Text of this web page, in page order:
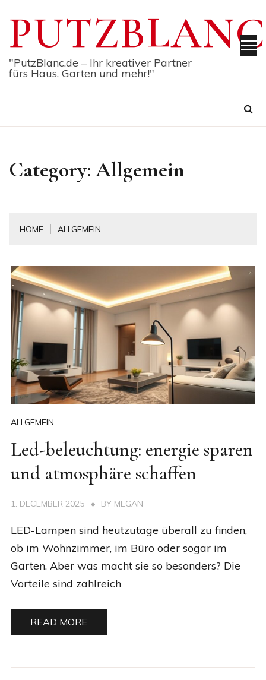
content
"PutzBlanc.de – Ihr kreativer Partner
fürs Haus, Garten und mehr!"
Category:Allgemein
HOME ALLGEMEIN
ALLGEMEIN
Led-beleuchtung: energie sparen
und atmosphäre schaffen
1. DECEMBER 2025 BY MEGAN
LED-Lampen sind heutzutage überall zu finden,
ob im Wohnzimmer, im Büro oder sogar im
Garten. Aber was macht sie so besonders? Die
Vorteile sind zahlreich
READ MORE